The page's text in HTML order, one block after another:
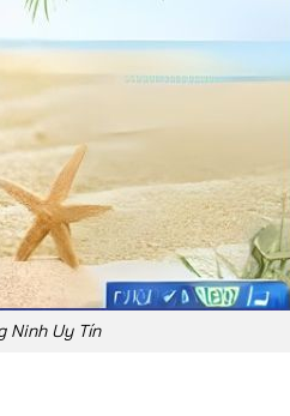
Ninh Uy Tín